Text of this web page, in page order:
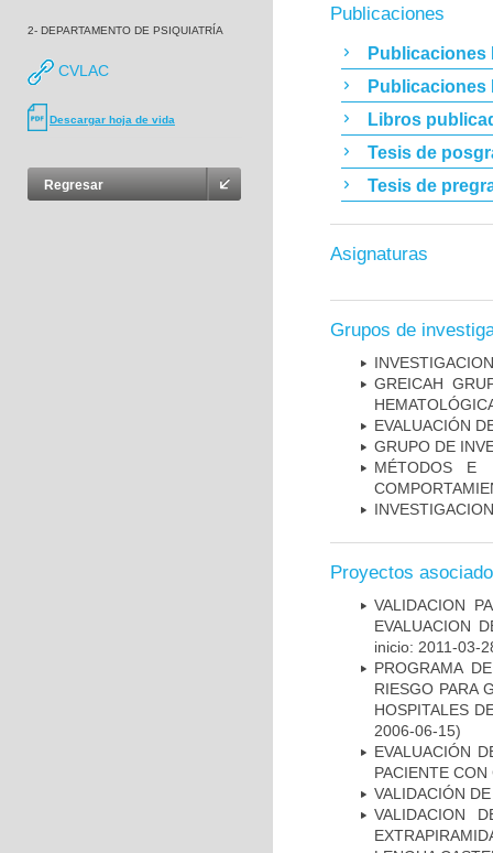
2- DEPARTAMENTO DE PSIQUIATRÍA
CVLAC
Descargar hoja de vida
Regresar
Publicaciones
Publicaciones
Publicaciones
Libros
Tesis de
Tesis de
Asignaturas
Grupos de
GREICAH
EVALUACIÓN
GRUPO DE
MÉTODOS E
Proyectos
VALIDACION
EVALUACION
inicio: 2011-03-
PROGRAMA
RIESGO PARA
HOSPITALES
2006-06-15)
EVALUACIÓN
PACIENTE CON
VALIDACIÓN
VALIDACION